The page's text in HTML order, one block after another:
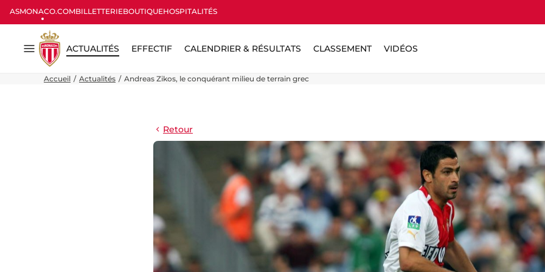
ASMONACO.COMBILLETTERIEBOUTIQUEHOSPITALITÉS
Menu
ACTUALITÉS EFFECTIF CALENDRIER & RÉSULTATS CLASSEMENT VIDÉOS
Accueil Actualités Andreas Zikos, le conquérant milieu de terrain grec
Retour